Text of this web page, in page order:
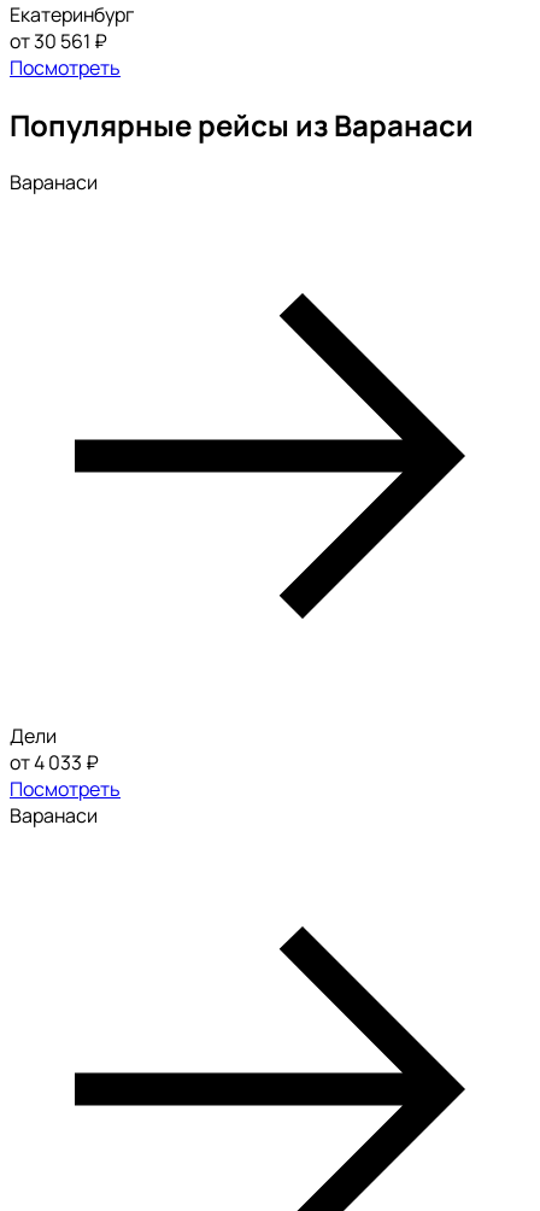
Екатеринбург
от 30 561 ₽
Посмотреть
Популярные рейсы из Варанаси
Варанаси
Дели
от 4 033 ₽
Посмотреть
Варанаси